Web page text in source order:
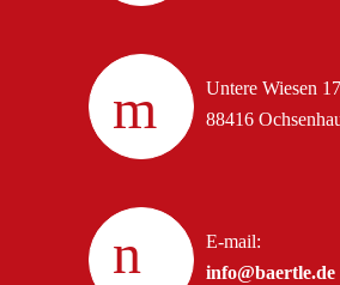
Untere Wiesen 17
88416
E-mail:
info@baertle.de